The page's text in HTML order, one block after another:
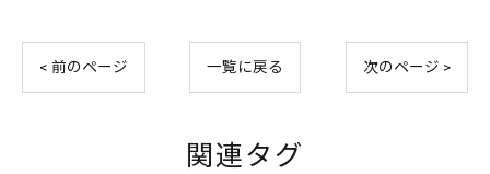
< 前のページ 一覧に戻る 次のページ >
関連タグ